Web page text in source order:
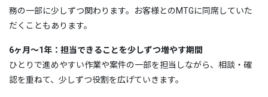
務の一部に少しずつ関わります。お客様とのMTGに同席していた
だくこともあります。
6ヶ月〜1年：担当できることを少しずつ増やす期間
ひとりで進めやすい作業や案件の一部を担当しながら、相談・確
認を重ねて、少しずつ役割を広げていきます。